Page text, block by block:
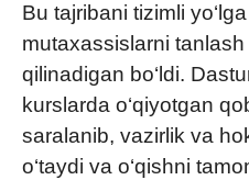
Bu tajribani tizimli
mutaxassislarni tanlash
qilinadigan bo‘ldi.
kurslarda o‘qiyotgan
saralanib, vazirlik va
o‘taydi va o‘qishni